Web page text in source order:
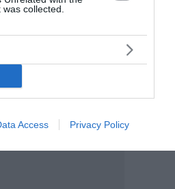
collected.
Access Privacy Policy